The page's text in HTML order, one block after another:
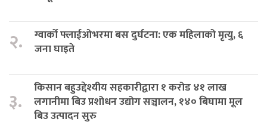
२.
ग्वार्को फ्लाईओभरमा बस दुर्घटना: एक महिलाको मृत्यु, ६
जना घाइते
३.
किसान बहुउद्देश्यीय सहकारीद्वारा १ करोड ४१ लाख
लगानीमा बिउ प्रशोधन उद्योग सञ्चालन, १४० बिघामा मूल
बिउ उत्पादन सुरु